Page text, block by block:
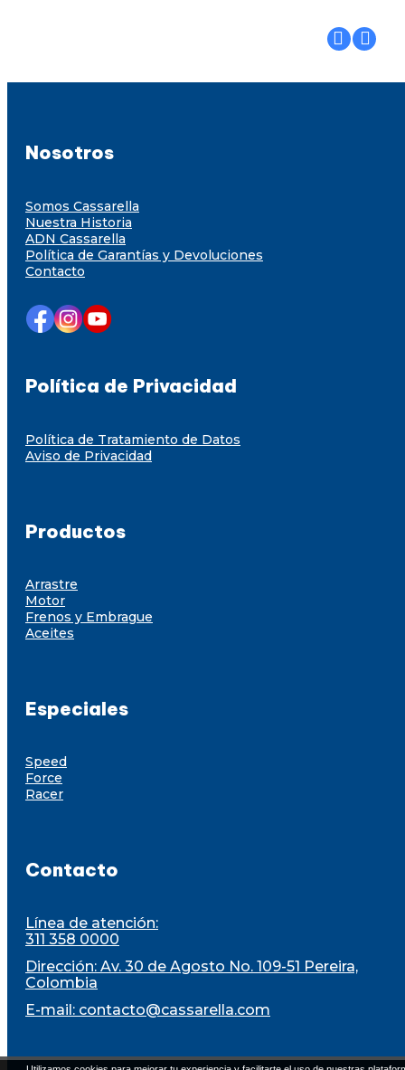
Nosotros
Somos Cassarella
Nuestra Historia
ADN Cassarella
Política de Garantías y Devoluciones
Contacto
Política de Privacidad
Política de Tratamiento de Datos
Aviso de Privacidad
Productos
Arrastre
Motor
Frenos y Embrague
Aceites
Especiales
Speed
Force
Racer
Contacto
Línea de atención:
311 358 0000
Dirección: Av. 30 de Agosto No. 109-51 Pereira,
Colombia
E-mail: contacto@cassarella.com